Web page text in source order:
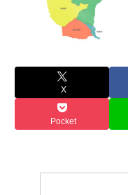
X
Pocket